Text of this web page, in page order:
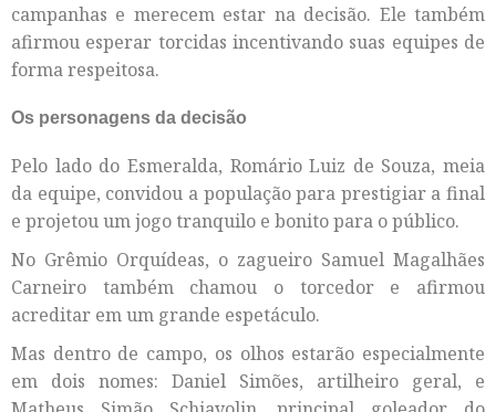
campanhas e merecem estar na decisão. Ele também
afirmou esperar torcidas incentivando suas equipes de
forma respeitosa.
Os personagens da decisão
Pelo lado do Esmeralda, Romário Luiz de Souza, meia
da equipe, convidou a população para prestigiar a final
e projetou um jogo tranquilo e bonito para o público.
No Grêmio Orquídeas, o zagueiro Samuel Magalhães
Carneiro também chamou o torcedor e afirmou
acreditar em um grande espetáculo.
Mas dentro de campo, os olhos estarão especialmente
em dois nomes: Daniel Simões, artilheiro geral, e